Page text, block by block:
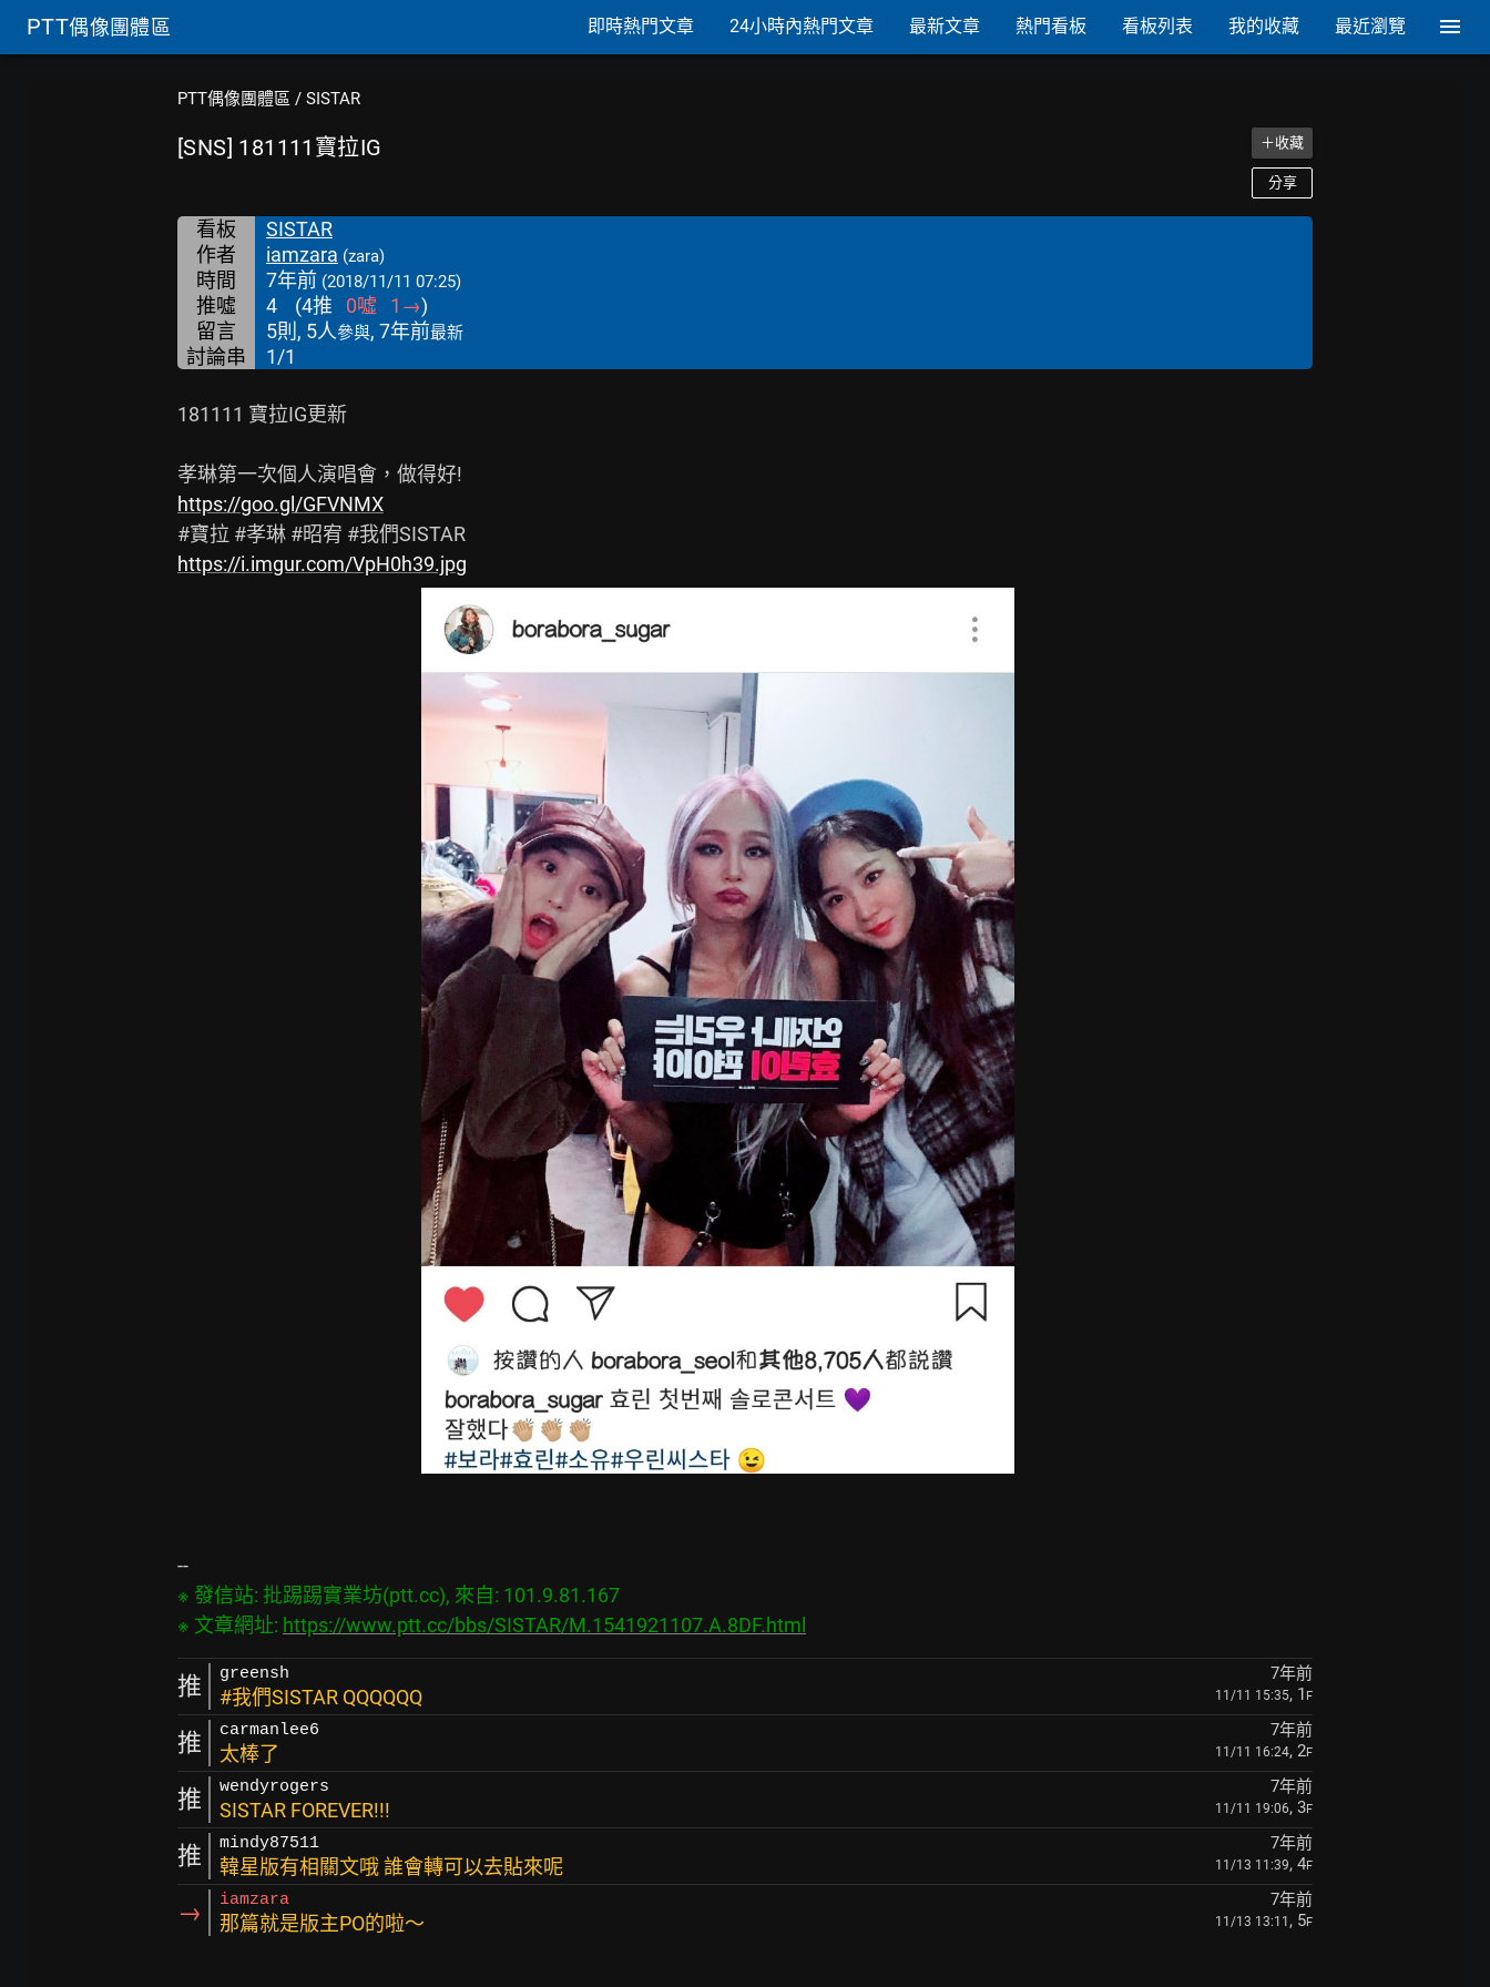
PTT偶像團體區 即時熱門文章 24小時內熱門文章 最新文章 熱門看板 看板列表 我的收藏 最近瀏覽
PTT偶像團體區 / SISTAR
[SNS] 181111寶拉IG ＋收藏
分享
看板
SISTAR
作者
iamzara (zara)
時間 7年前 (2018/11/11 07:25)
推噓 4 (4推 0噓 1 →)
留言
5則, 5人參與, 7年前最新
討論串 1/1
181111 寶拉IG更新
https://goo.gl/GFVNMX
https://i.imgur.com/VpH0h39.jpg
※ 發信站: 批踢踢實業坊(ptt.cc), 來自: 101.9.81.167
※ 文章網址: https://www.ptt.cc/bbs/SISTAR/M.1541921107.A.8DF.html
推 greensh 7年前
#我們SISTAR QQQQQQ 11/11 15:35, 1 F
推 carmanlee6 7年前
太棒了 11/11 16:24, 2F
推 wendyrogers 7年前
SISTAR FOREVER!!! 11/11 19:06, 3F
推 mindy87511 7年前
韓星版有相關文哦 誰會轉可以去貼來呢 11/13 11:39, 4F
→ iamzara 7年前
那篇就是版主PO的啦～ 11/13 13:11 , 5F